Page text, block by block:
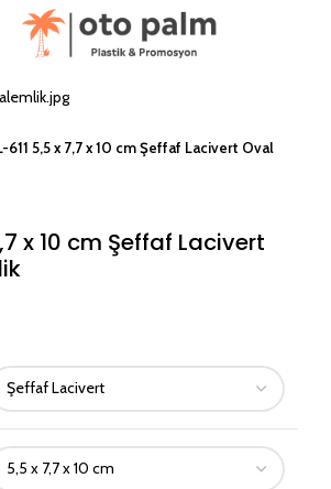
611 5,5 x 7,7 x 10 cm Şeffaf Lacivert Oval
x 10 cm Şeffaf Lacivert